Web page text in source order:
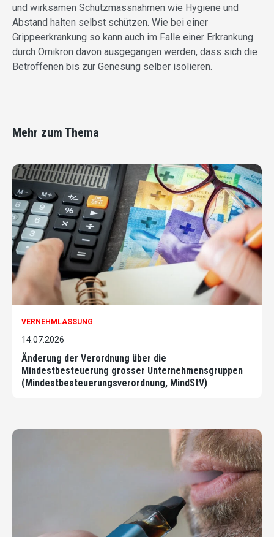
und wirksamen Schutzmassnahmen wie Hygiene und
Abstand halten selbst schützen. Wie bei einer
Grippeerkrankung so kann auch im Falle einer Erkrankung
durch Omikron davon ausgegangen werden, dass sich die
Betroffenen bis zur Genesung selber isolieren.
Mehr zum Thema
VERNEHMLASSUNG
14.07.2026
Änderung der Verordnung über die
Mindestbesteuerung grosser Unternehmensgruppen
(Mindestbesteuerungsverordnung, MindStV)